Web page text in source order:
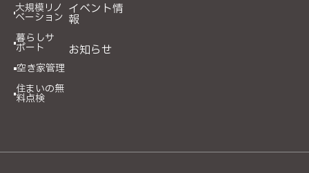
大規模リノ
ベーション
暮らしサ
ポート
空き家管理
住まいの無
料点検
イベント情
報
お知らせ